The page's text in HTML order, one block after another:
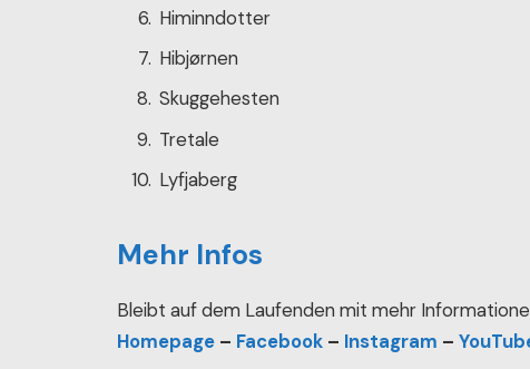
Himinndotter
Hibjørnen
Skuggehesten
Tretale
Lyfjaberg
Mehr Infos
Bleibt auf dem Laufenden mit mehr
Homepage – Facebook – Instagram –